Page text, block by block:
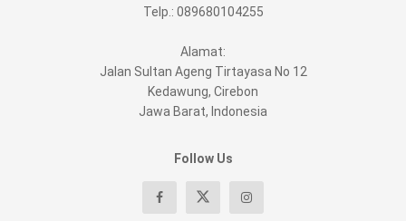
Telp.: 089680104255
Alamat:
Jalan Sultan Ageng Tirtayasa No 12
Kedawung, Cirebon
Jawa Barat, Indonesia
Follow Us